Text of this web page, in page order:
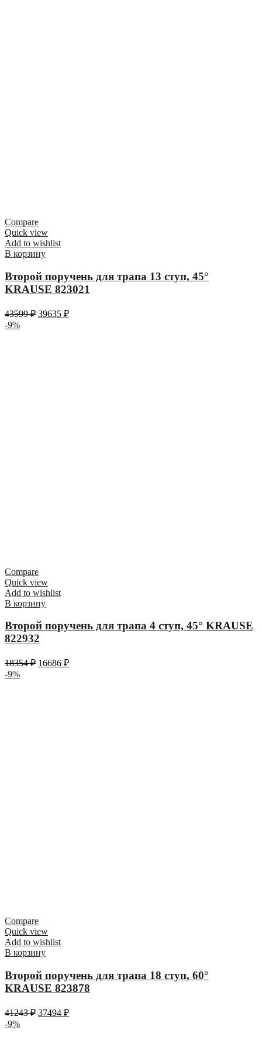
Compare
Quick view
Add to wishlist
В корзину
Второй поручень для трапа 13 ступ, 45°
KRAUSE 823021
43599₽ 39635 ₽
-9%
Compare
Quick view
Add to wishlist
В корзину
Второй поручень для трапа 4 ступ, 45° KRAUSE
822932
18354₽ 16686 ₽
-9%
Compare
Quick view
Add to wishlist
В корзину
Второй поручень для трапа 18 ступ, 60°
KRAUSE 823878
41243₽ 37494 ₽
-9%